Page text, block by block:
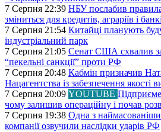
7 Серпня 22:39 НБУ послабив
зміниться для кредитів, аграріїв і
7 Серпня 21:54 Китайці планують
індустріальний парк
7 Серпня 21:05 Сенат США схвалив
“пекельні санкції” проти РФ
7 Серпня 20:48 Кабмін призначив
Нацагентства із забезпечення якості
7 Серпня 20:09 YOUTUBE
чому залишив операційну і почав
7 Серпня 19:38 Одна з
компанії озвучили наслідки ударів РФ